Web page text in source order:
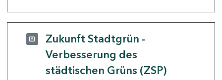
Zukunft Stadtgrün -
Verbesserung des
städtischen Grüns (ZSP)